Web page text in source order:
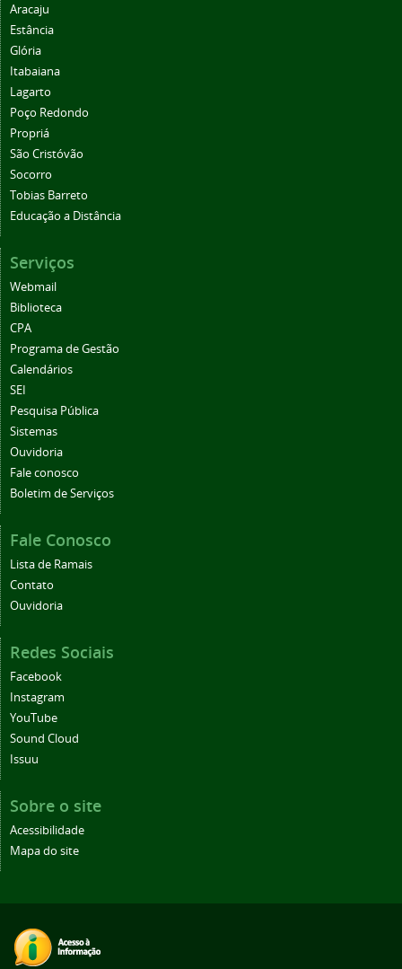
Aracaju
Estância
Glória
Itabaiana
Lagarto
Poço Redondo
Propriá
São Cristóvão
Socorro
Tobias Barreto
Educação a Distância
Serviços
Webmail
Biblioteca
CPA
Programa de Gestão
Calendários
SEI
Pesquisa Pública
Sistemas
Ouvidoria
Fale conosco
Boletim de Serviços
Fale Conosco
Lista de Ramais
Contato
Ouvidoria
Redes Sociais
Facebook
Instagram
YouTube
Sound Cloud
Issuu
Sobre o site
Acessibilidade
Mapa do site